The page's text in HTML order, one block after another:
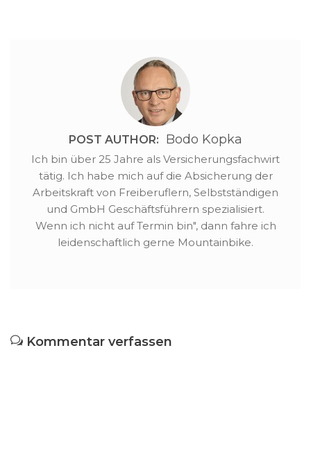
POST AUTHOR: Bodo Kopka
Ich bin über 25 Jahre als Versicherungsfachwirt
tätig. Ich habe mich auf die Absicherung der
Arbeitskraft von Freiberuflern, Selbstständigen
und GmbH Geschäftsführern spezialisiert.
Wenn ich nicht auf Termin bin", dann fahre ich
leidenschaftlich gerne Mountainbike.
Kommentar verfassen